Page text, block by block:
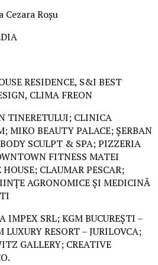
Roșu
RESIDENCE, S&I BEST
CLIMA FREON
TINERETULUI; CLINICA
MIKO BEAUTY PALACE; ȘERBAN
SCULPT & SPA; PIZZERIA
FITNESS MATEI
CLAUMAR PESCAR;
AGRONOMICE ȘI MEDICINĂ
IMPEX SRL; KGM BUCUREȘTI –
RESORT – JURILOVCA;
GALLERY; CREATIVE